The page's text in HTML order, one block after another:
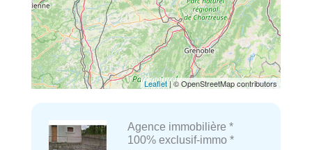
Leaflet| © OpenStreetMap contributors
Agence immobilière *
100% exclusif-immo *